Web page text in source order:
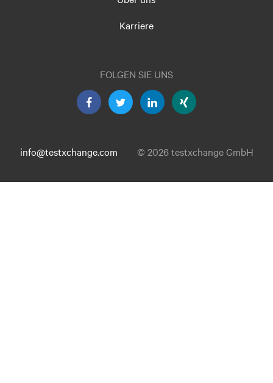
Karriere
FOLGEN SIE UNS
info@testxchange.com © 2026 testxchange GmbH